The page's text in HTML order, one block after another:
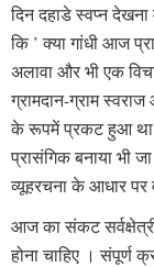
दिन दहाडे स्वप्न
कि ’ क्या गांधी आज
अलावा और भी एक
ग्रामदान-ग्राम
के रूपमें प्रकट हुआ था
प्रासंगिक बनाया भी
व्यूहरचना के आधार पर
आज का संकट
होना चाहिए । संपूर्ण